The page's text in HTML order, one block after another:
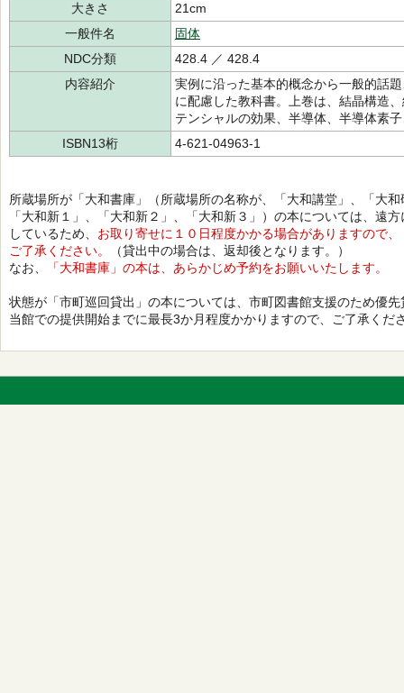
大きさ
21cm
一般件名
固体
NDC分類
428.4 ／ 428.4
内容紹介
実例に沿った基本的概念から一般的話
に配慮した教科書。上巻は、結晶構造
テンシャルの効果、半導体、半導体素
ISBN13桁
4-621-04963-1
所蔵場所が「大和書庫」（所蔵場所の名称が、「大和講堂」、「大和
「大和新１」、「大和新２」、「大和新３」）の本については、遠方
しているため、 お取り寄せに１０日程度かかる場合がありますので、
ご了承ください。
（貸出中の場合は、返却後となります。）
なお、
「大和書庫」の本は、あらかじめ予約をお願いいたします。
状態が「市町巡回貸出」の本については、市町図書館支援のため優
当館での提供開始までに最長3か月程度かかりますので、ご了承くだ